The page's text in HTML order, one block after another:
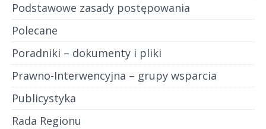
Podstawowe zasady postępowania
Polecane
Poradniki – dokumenty i pliki
Prawno-Interwencyjna – grupy wsparcia
Publicystyka
Rada Regionu